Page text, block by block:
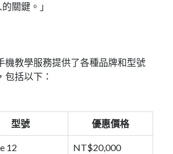
關鍵。」
機教學服務提供了各種品牌和型號
包括以下：
型號 優惠價格
12 NT$20,000